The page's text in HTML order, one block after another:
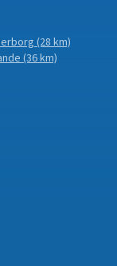
(28 km)
(36 km)